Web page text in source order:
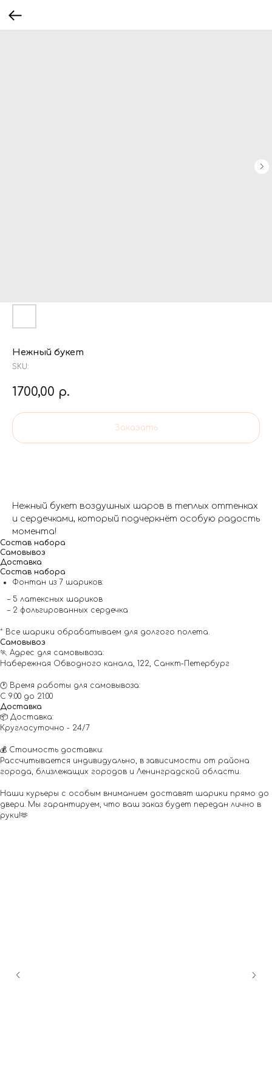
Нежный букет
SKU:
1700,00 р.
Заказать
Нежный букет воздушных шаров в теплых оттенках
и сердечками, который подчеркнёт особую радость
момента!
Состав набора
Самовывоз
Доставка
Состав набора
Фонтан из 7 шариков:
– 5 латексных шариков
– 2 фольгированных сердечка
* Все шарики обрабатываем для долгого полета.
Самовывоз
🏃 Адрес для самовывоза:
Набережная Обводного канала, 122, Санкт-Петербург
🕐 Время работы для самовывоза:
С 9:00 до 21:00
Доставка
📦 Доставка:
Круглосуточно - 24/7
💰 Стоимость доставки:
Рассчитывается индивидуально, в зависимости от района
города, близлежащих городов и Ленинградской области.
Наши курьеры с особым вниманием доставят шарики прямо до
двери. Мы гарантируем, что ваш заказ будет передан лично в
руки!🫶